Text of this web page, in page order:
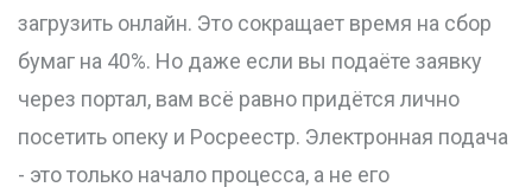
загрузить онлайн. Это сокращает время на сбор
бумаг на 40%. Но даже если вы подаёте заявку
через портал, вам всё равно придётся лично
посетить опеку и Росреестр. Электронная подача
- это только начало процесса, а не его